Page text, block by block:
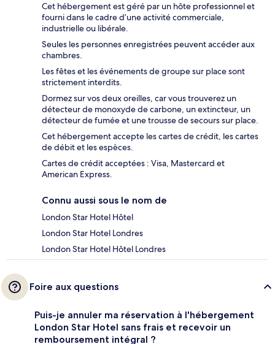
Cet hébergement est géré par un hôte professionnel et
fourni dans le cadre d’une activité commerciale,
industrielle ou libérale.
Seules les personnes enregistrées peuvent accéder aux
chambres.
Les fêtes et les événements de groupe sur place sont
strictement interdits.
Dormez sur vos deux oreilles, car vous trouverez un
détecteur de monoxyde de carbone, un extincteur, un
détecteur de fumée et une trousse de secours sur place.
Cet hébergement accepte les cartes de crédit, les cartes
de débit et les espèces.
Cartes de crédit acceptées : Visa, Mastercard et
American Express.
Connu aussi sous le nom de
London Star Hotel Hôtel
London Star Hotel Londres
London Star Hotel Hôtel Londres
Foire aux questions
Puis-je annuler ma réservation à l'hébergement
London Star Hotel sans frais et recevoir un
remboursement intégral ?